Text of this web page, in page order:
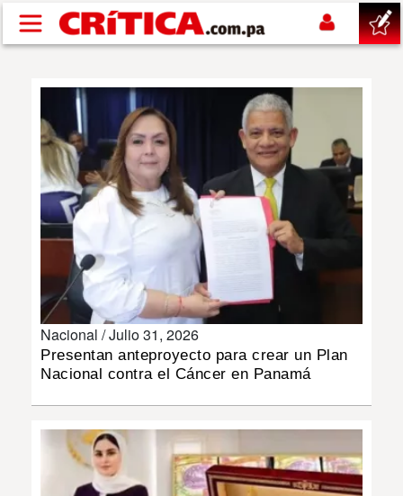
Pasar al contenido principal
SUCESOS
NACIONAL
DEPORTES
MULTIMEDIA
Nacional /Julio 31, 2026
Presentan anteproyecto para crear un Plan
Nacional contra el Cáncer en Panamá